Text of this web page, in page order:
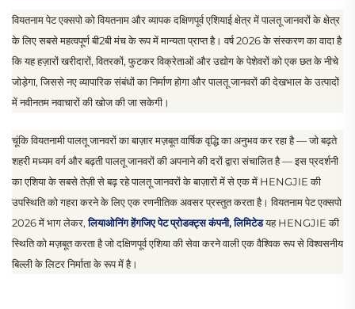
वियतनाम पेट एक्सपो को वियतनाम और व्यापक दक्षिणपूर्व एशियाई क्षेत्र में पालतू जानवरों के क्षेत्र
के लिए सबसे महत्वपूर्ण बी2बी मंच के रूप में मान्यता प्राप्त है। वर्ष 2026 के संस्करण का वादा है
कि यह हज़ारों खरीदारों, वितरकों, फुटकर विक्रेताओं और उद्योग के पेशेवरों को एक छत के नीचे
जोड़ेगा, जिससे नए व्यापारिक संबंधों का निर्माण होगा और पालतू जानवरों की देखभाल के उत्पादों
में नवीनतम नवाचारों की खोज की जा सकेगी।
चूंकि वियतनामी पालतू जानवरों का बाज़ार मज़बूत वार्षिक वृद्धि का अनुभव कर रहा है — जो बढ़ते
शहरी मध्यम वर्ग और बढ़ती पालतू जानवरों की अपनाने की दरों द्वारा संचालित है — इस प्रदर्शनी
का एशिया के सबसे तेज़ी से बढ़ रहे पालतू जानवरों के बाज़ारों में से एक में HENGJIE की
उपस्थिति को गहरा करने के लिए एक रणनीतिक अवसर प्रस्तुत करता है। वियतनाम पेट एक्सपो
2026 में भाग लेकर,लियाओनिंग हेंगजिए पेट प्रोडक्ट्स कंपनी, लिमिटेडयह HENGJIE की
स्थिति को मज़बूत करता है जो दक्षिणपूर्व एशिया की सेवा करने वाली एक वैश्विक रूप से विश्वसनीय
बिल्ली के लिटर निर्माता के रूप में है।